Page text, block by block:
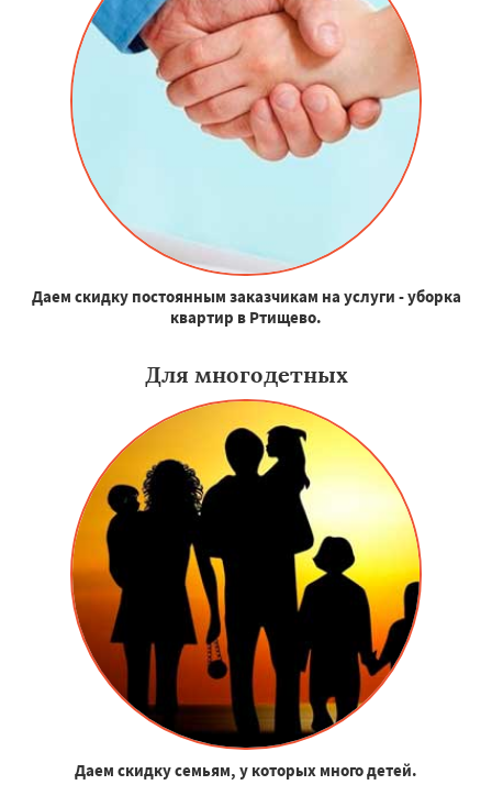
Даем скидку постоянным заказчикам на услуги - уборка
квартир в Ртищево.
Для многодетных
Даем скидку семьям, у которых много детей.